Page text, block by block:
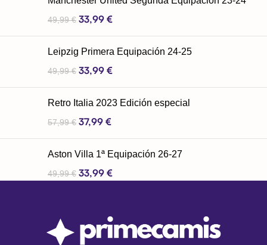
49,99€ 33,99 €
Leipzig Primera Equipación 24-25
49,99€ 33,99 €
Retro Italia 2023 Edición especial
57,99€ 37,99 €
Aston Villa 1ª Equipación 26-27
49,99€ 33,99 €